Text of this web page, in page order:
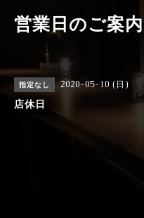
営業日のご案内
指定なし 2020-05-10 (日)
店休日